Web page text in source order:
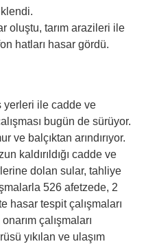
oluştu, tarım arazileri ile
hatları hasar gördü.
yerleri ile cadde ve
bugün de sürüyor.
ve balçıktan arındırıyor.
kaldırıldığı cadde ve
dolan sular, tahliye
526 afetzede, 2
hasar tespit çalışmaları
çalışmaları
yıkılan ve ulaşım